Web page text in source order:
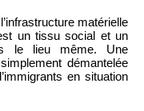
matérielle
un tissu social et un
le lieu même. Une
démantelée
en situation